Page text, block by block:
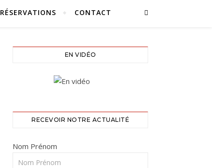
RÉSERVATIONS CONTACT
EN VIDÉO
RECEVOIR NOTRE ACTUALITÉ
Nom Prénom